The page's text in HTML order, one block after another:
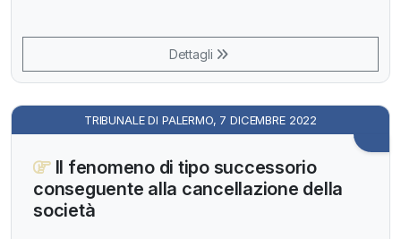
Dettagli
TRIBUNALE DI PALERMO, 7 DICEMBRE 2022
Il fenomeno di tipo successorio
conseguente alla cancellazione della
società